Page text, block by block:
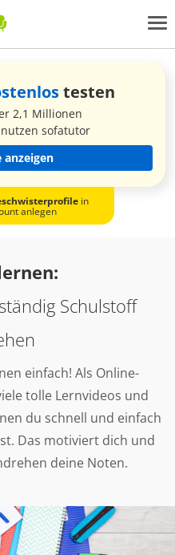
testen
2,1 Millionen
sofatutor
anzeigen
in
anlegen
Schulstoff
einfach! Als Online-
tolle Lernvideos und
du schnell und einfach
Das motiviert dich und
deine Noten.